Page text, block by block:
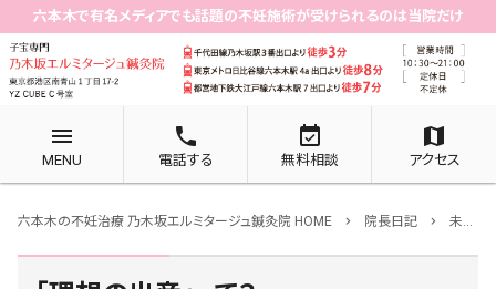
六本木で有名メディアでも話題の不妊施術が受けられるのは当院だけ
menu
MENU
phone
電話する
event_available
無料相談
map
アクセス
六本木の不妊治療 乃木坂エルミタージュ鍼灸院 HOME chevron_right 院長日記 chevron_right 未分類